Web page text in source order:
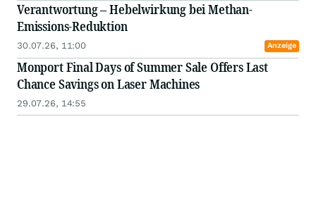
Verantwortung – Hebelwirkung bei Methan-
Emissions-Reduktion
30.07.26, 11:00 Anzeige
Monport Final Days of Summer Sale Offers Last
Chance Savings on Laser Machines
29.07.26, 14:55